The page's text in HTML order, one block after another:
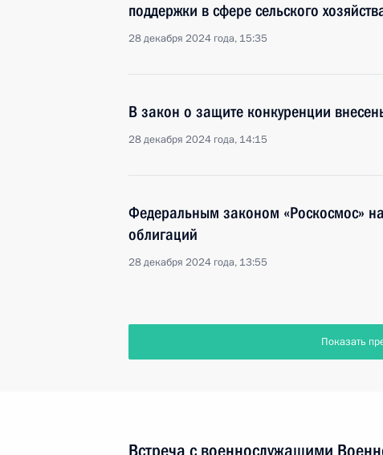
поддержки в сфере сельского
28 декабря 2024 года, 15:35
В закон о защите конкуренции
28 декабря 2024 года, 14:15
Федеральным законом «Роскосмос»
облигаций
28 декабря 2024 года, 13:55
Показать
Встреча с военнослужащими